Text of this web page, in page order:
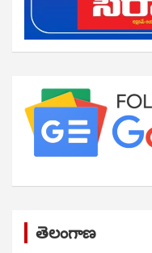
తెలంగాణ